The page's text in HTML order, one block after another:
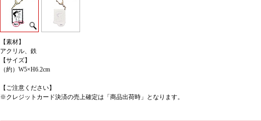
【素材】
アクリル、鉄
【サイズ】
（約）W5×H6.2cm
【ご注意ください】
※クレジットカード決済の売上確定は「商品出荷時」となります。